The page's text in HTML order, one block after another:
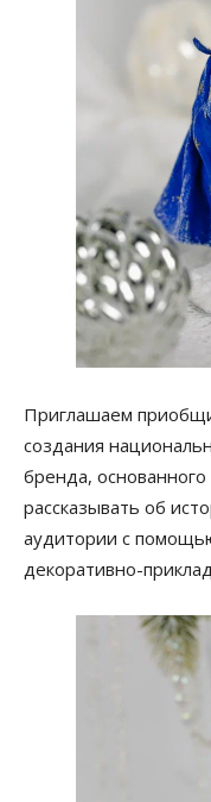
Приглашаем
создания
бренда,
рассказывать об
аудитории с
декоративно-